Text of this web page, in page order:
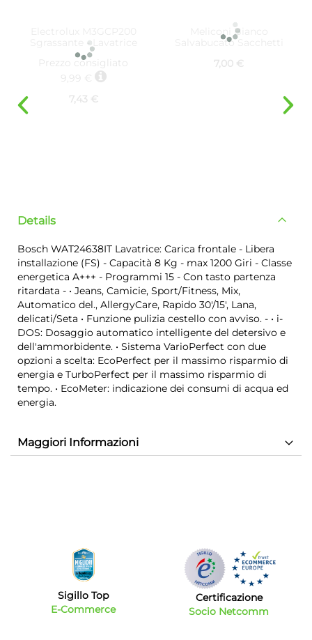
Sgrassante - Lavatrice
Prezzo consigliato
9,99 €
7,43 €
Meliconi Bianco
Salvabucato Sacchetti
7,00 €
Details
Bosch WAT24638IT Lavatrice: Carica frontale - Libera
installazione (FS) - Capacità 8 Kg - max 1200 Giri - Classe
energetica A+++ - Programmi 15 - Con tasto partenza
ritardata - • Jeans, Camicie, Sport/Fitness, Mix,
Automatico del., AllergyCare, Rapido 30'/15', Lana,
delicati/Seta • Funzione pulizia cestello con avviso. - • i-
DOS: Dosaggio automatico intelligente del detersivo e
dell'ammorbidente. • Sistema VarioPerfect con due
opzioni a scelta: EcoPerfect per il massimo risparmio di
energia e TurboPerfect per il massimo risparmio di
tempo. • EcoMeter: indicazione dei consumi di acqua ed
energia.
Maggiori Informazioni
Sigillo Top
E-Commerce
Certificazione
Socio Netcomm